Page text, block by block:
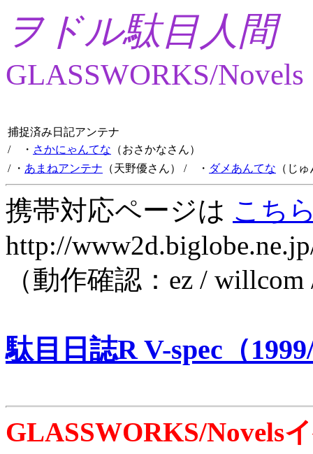
ヲドル駄目人間
GLASSWORKS/Novels
捕捉済み日記アンテナ
/ ・ さかにゃんてな （おさかなさん）
/ ・ あまねアンテナ （天野優さん） / ・ ダメあんてな （じ
携帯対応ページは こち
http://
（動作確認：ez /
駄目日誌R V-spec（
GLASSWORKS/Novels